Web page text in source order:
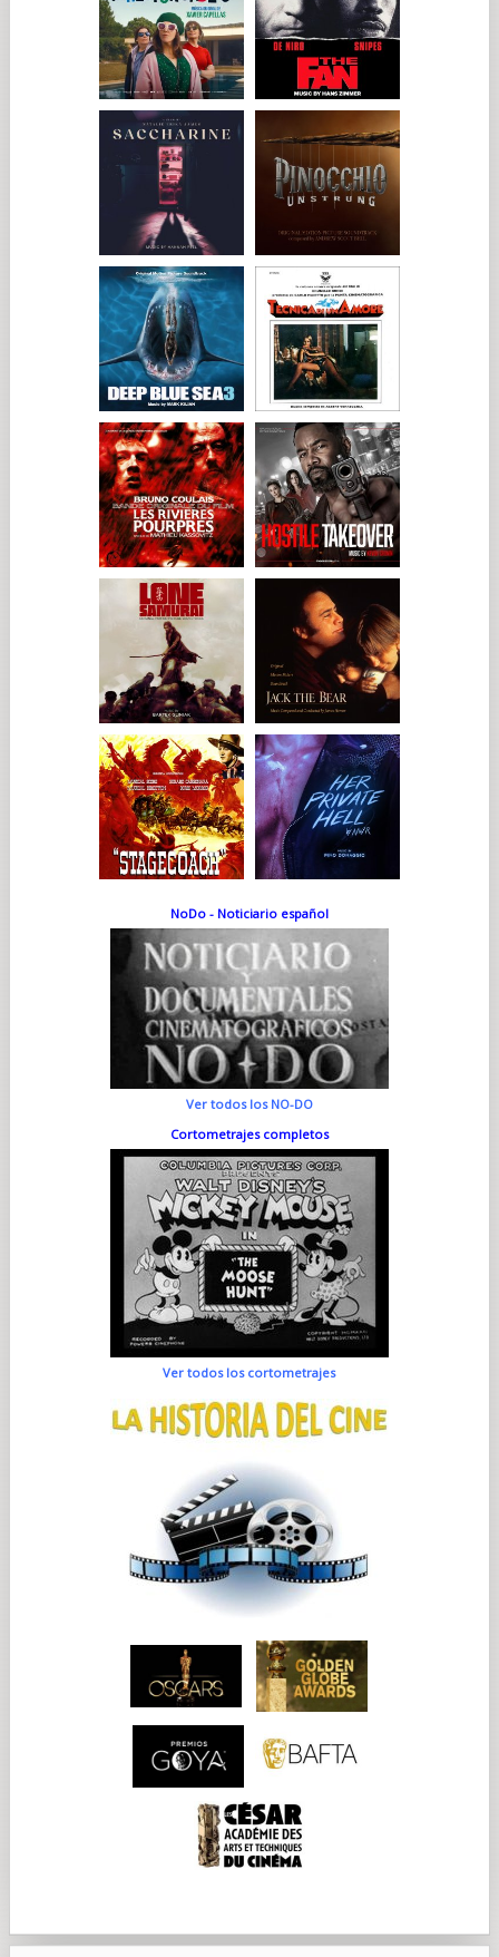
NoDo - Noticiario español
Ver todos los NO-DO
Cortometrajes completos
Ver todos los cortometrajes